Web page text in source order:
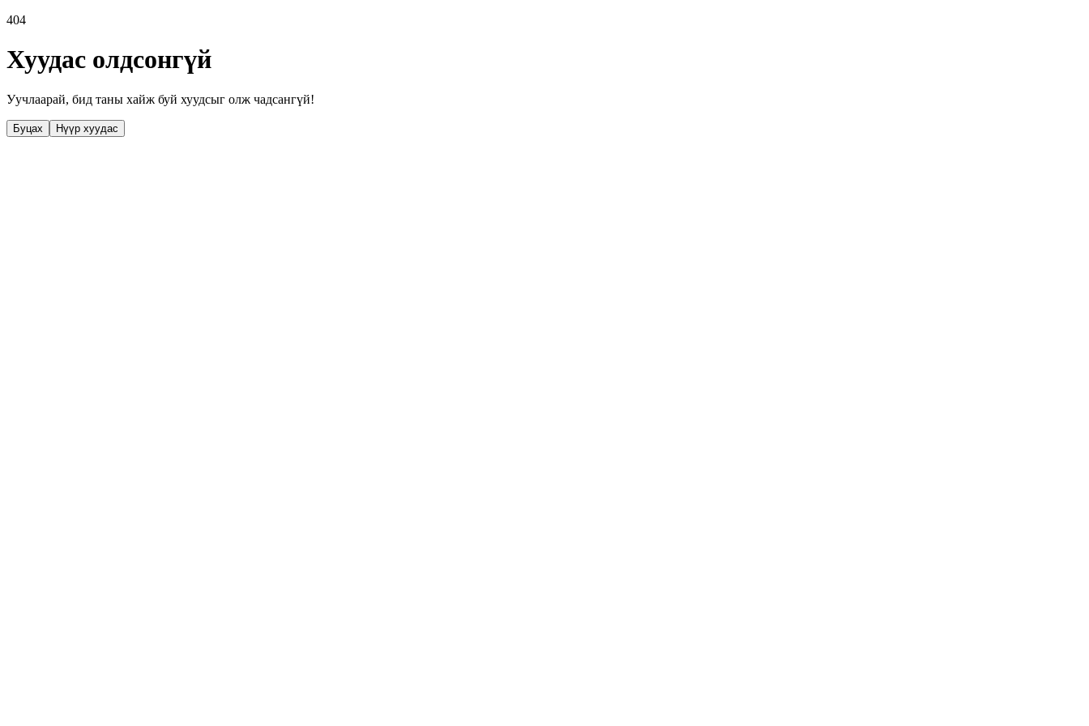
404
Хуудас олдсонгүй
Уучлаарай, бид таны хайж буй хуудсыг олж чадсангүй!
Буцах Нүүр хуудас